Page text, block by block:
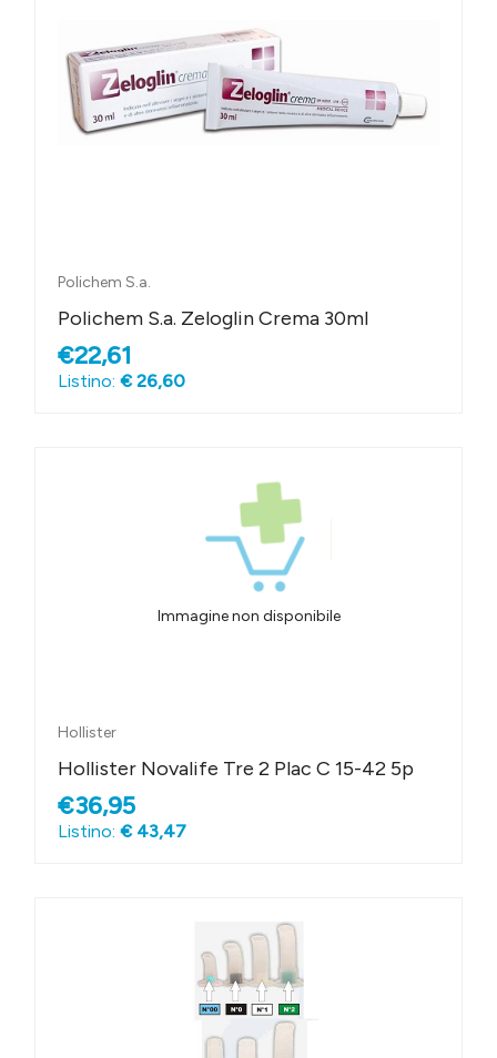
Polichem S.a.
Polichem S.a. Zeloglin Crema 30ml
€22,61
Listino: € 26,60
Immagine non disponibile
Hollister
Hollister Novalife Tre 2 Plac C 15-42 5p
€36,95
Listino: € 43,47